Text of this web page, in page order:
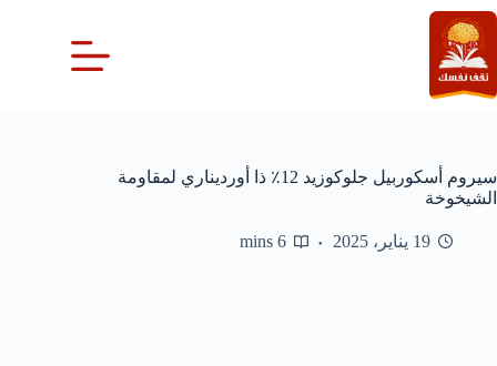
التجاوز
إلى
المحتوى
سيروم أسكوربيل جلوكوزيد 12٪ ذا أورديناري لمقاومة
الشيخوخة
19 يناير، 2025 6 mins